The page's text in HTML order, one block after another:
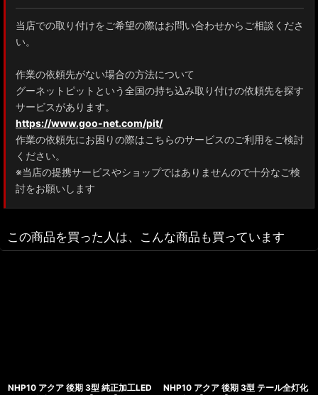
当店での取り付けをご希望の際はお問い合わせからご相談くださ
い。
作業の依頼先がない場合の方法について
グーネットピットという全国の持ち込み取り付けの依頼先を探す
サービスがあります。
https://www.goo-net.com/pit/
作業の依頼先にお困りの際はこちらのサービスのご利用をご検討
ください。
※当店の提携サービスやショップではありませんので十分なご検
討をお願いします
この商品を買った人は、こんな商品も買っています
NHP10 アクア 後期 3型 純正加工LED
NHP10 アクア 後期 3型 テール全灯化